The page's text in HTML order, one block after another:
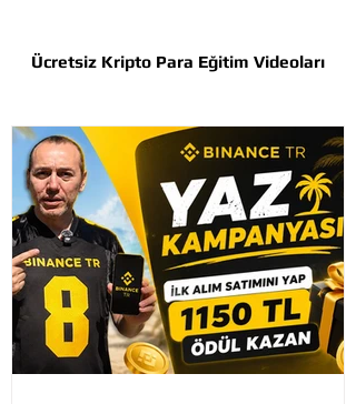
Ücretsiz Kripto Para Eğitim Videoları